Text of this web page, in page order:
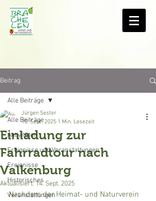
Beitrag
Alle Beiträge
Aktivitäten
Ereignisse und Veranstaltungen
Ereignisse
Historisches
Veranstaltungen
Alle Beiträge
Einladung zur
Fahrradtour nach
Valkenburg
Jürgen Sester
10. Sept. 2025 1 Min. Lesezeit
Aktualisiert:14. Sept. 2025
Nachdem der Heimat- und Naturverein